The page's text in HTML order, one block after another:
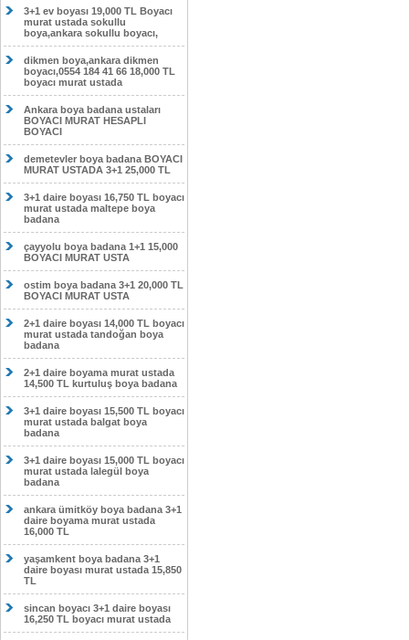
3+1 ev boyası 19,000 TL Boyacı
murat ustada sokullu
boya,ankara sokullu boyacı,
dikmen boya,ankara dikmen
boyacı,0554 184 41 66 18,000 TL
boyacı murat ustada
Ankara boya badana ustaları
BOYACI MURAT HESAPLI
BOYACI
demetevler boya badana BOYACI
MURAT USTADA 3+1 25,000 TL
3+1 daire boyası 16,750 TL boyacı
murat ustada maltepe boya
badana
çayyolu boya badana 1+1 15,000
BOYACI MURAT USTA
ostim boya badana 3+1 20,000 TL
BOYACI MURAT USTA
2+1 daire boyası 14,000 TL boyacı
murat ustada tandoğan boya
badana
2+1 daire boyama murat ustada
14,500 TL kurtuluş boya badana
3+1 daire boyası 15,500 TL boyacı
murat ustada balgat boya
badana
3+1 daire boyası 15,000 TL boyacı
murat ustada lalegül boya
badana
ankara ümitköy boya badana 3+1
daire boyama murat ustada
16,000 TL
yaşamkent boya badana 3+1
daire boyası murat ustada 15,850
TL
sincan boyacı 3+1 daire boyası
16,250 TL boyacı murat ustada